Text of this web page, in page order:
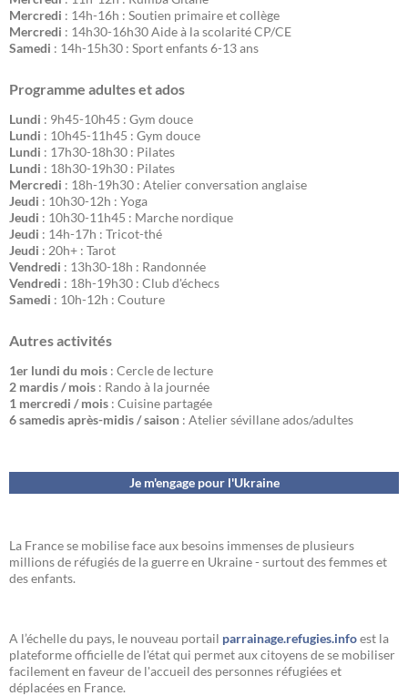
Mercredi : 14h-16h : Soutien primaire et collège
Mercredi : 14h30-16h30 Aide à la scolarité CP/CE
Samedi : 14h-15h30 : Sport enfants 6-13 ans
Programme adultes et ados
Lundi : 9h45-10h45 : Gym douce
Lundi : 10h45-11h45 : Gym douce
Lundi : 17h30-18h30 : Pilates
Lundi : 18h30-19h30 : Pilates
Mercredi : 18h-19h30 : Atelier conversation anglaise
Jeudi : 10h30-12h : Yoga
Jeudi : 10h30-11h45 : Marche nordique
Jeudi : 14h-17h : Tricot-thé
Jeudi : 20h+ : Tarot
Vendredi : 13h30-18h : Randonnée
Vendredi : 18h-19h30 : Club d'échecs
Samedi : 10h-12h : Couture
Autres activités
1er lundi du mois : Cercle de lecture
2 mardis / mois : Rando à la journée
1 mercredi / mois : Cuisine partagée
6 samedis après-midis / saison : Atelier sévillane ados/adultes
Je m'engage pour l'Ukraine
La France se mobilise face aux besoins immenses de plusieurs
millions de réfugiés de la guerre en Ukraine - surtout des femmes et
des enfants.
A l’échelle du pays, le nouveau portail parrainage.refugies.infoest la
plateforme officielle de l'état qui permet aux citoyens de se mobiliser
facilement en faveur de l'accueil des personnes réfugiées et
déplacées en France.